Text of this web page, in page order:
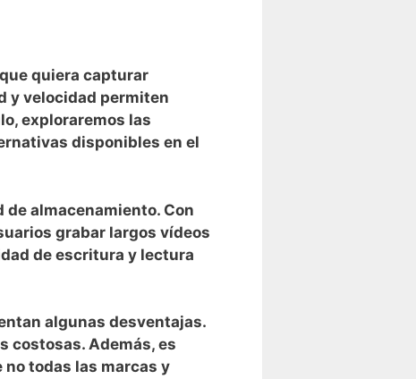
⁤quiera capturar
y velocidad ⁢permiten
exploraremos las⁢
disponibles en el
de almacenamiento. Con
grabar⁣ largos vídeos
de escritura y lectura
algunas⁤ desventajas.
costosas. Además, es
todas las marcas y